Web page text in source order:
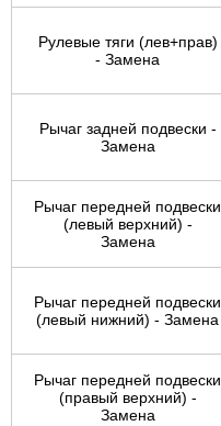
Рулевые тяги (лев+прав)
- Замена
Рычаг задней подвески -
Замена
Рычаг передней подвески
(левый верхний) -
Замена
Рычаг передней подвески
(левый нижний) - Замена
Рычаг передней подвески
(правый верхний) -
Замена